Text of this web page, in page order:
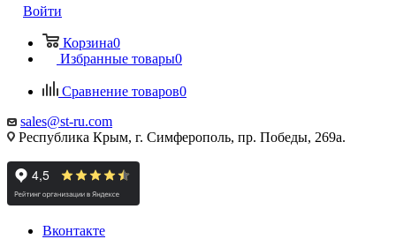
Войти
Корзина0
Избранные товары0
Сравнение товаров0
sales@st-ru.com
Республика Крым, г. Симферополь, пр. Победы, 269а.
Вконтакте